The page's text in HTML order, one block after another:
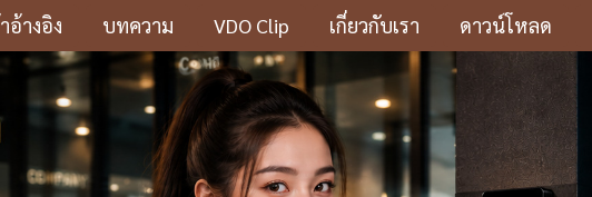
อ้างอิง บทความ VDO Clip เกี่ยวกับเรา ดาวน์โหลด